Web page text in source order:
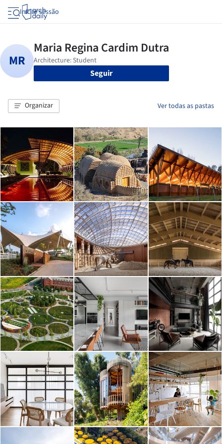
Iniciar sessão
Seguir
Organizar Ver todas as pastas